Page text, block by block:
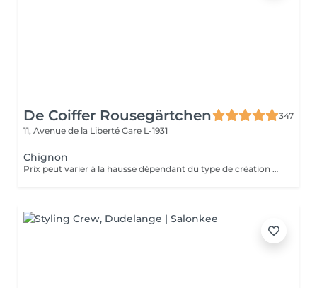
De Coiffer Rousegärtchen
347
11, Avenue de la Liberté Gare L-1931
Chignon
Prix peut varier à la hausse dépendant du type de création finalement réalisée.